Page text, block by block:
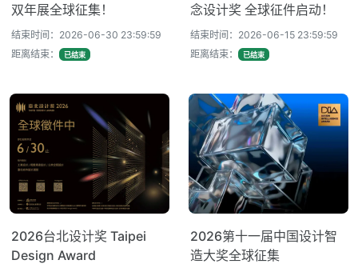
双年展全球征集！
结束时间：2026-06-30 23:59:59
距离结束：
已结束
念设计奖 全球征件启动！
结束时间：2026-06-15 23:59:59
距离结束：
已结束
2026台北设计奖 Taipei
Design Award
2026第十一届中国设计智
造大奖全球征集